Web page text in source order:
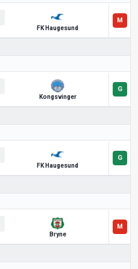
FK Haugesund
Kongsvinger
FK Haugesund
Bryne